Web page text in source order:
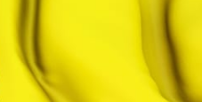
كأس العالم